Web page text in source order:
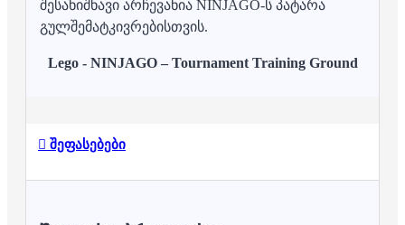
შესანიშნავი არჩევანია NINJAGO-ს პატარა
გულშემატკივრებისთვის.
Lego - NINJAGO – Tournament Training Ground
შეფასებები